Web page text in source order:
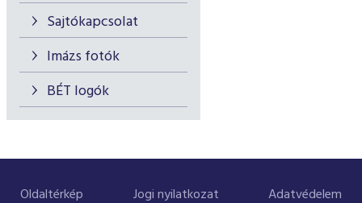
Sajtókapcsolat
Imázs fotók
BÉT logók
Oldaltérkép Jogi nyilatkozat Adatvédelem